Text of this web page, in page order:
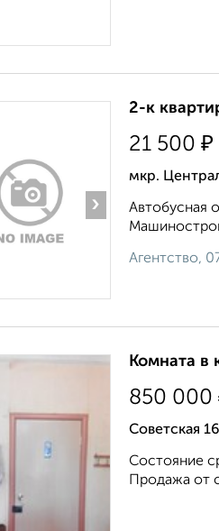
›
2-к
21 500 ₽
мкр.
Автобусная
Агентство,
Комната в
850 000
Советская
Состояние
Продажа от